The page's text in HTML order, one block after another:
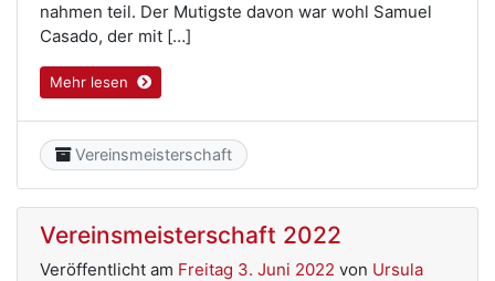
nahmen teil. Der Mutigste davon war wohl Samuel
Casado, der mit […]
Mehr lesen
Category
Vereinsmeisterschaft
Vereinsmeisterschaft 2022
Veröffentlicht am Freitag 3. Juni 2022 von Ursula